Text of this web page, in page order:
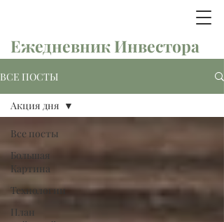
Ежедневник Инвестора
ВСЕ ПОСТЫ
Все посты
Большая
Картина
Технологии
План
Акция дня